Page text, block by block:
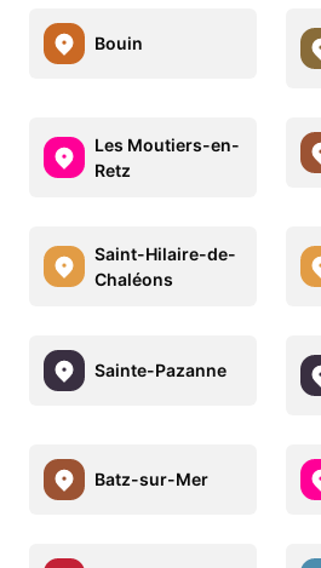
Bouin
Les Moutiers-en-
Retz
Saint-Hilaire-de-
Chaléons
Sainte-Pazanne
Batz-sur-Mer